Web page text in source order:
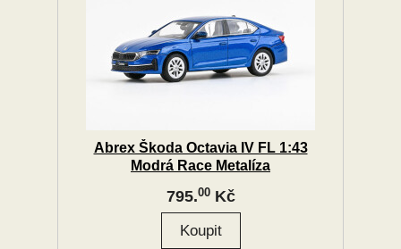
Abrex Škoda Octavia IV FL 1:43
Modrá Race Metalíza
795.00Kč